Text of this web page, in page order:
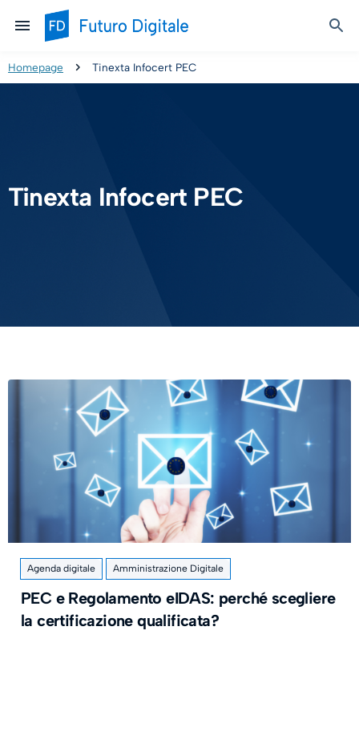
Homepage Tinexta Infocert PEC
Tinexta Infocert PEC
Agenda digitale Amministrazione Digitale
PEC e Regolamento eIDAS: perché scegliere
la certificazione qualificata?